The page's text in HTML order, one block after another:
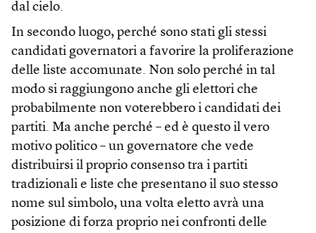
dal cielo.
In secondo luogo, perché sono stati gli stessi
candidati governatori a favorire la proliferazione
delle liste accomunate. Non solo perché in tal
modo si raggiungono anche gli elettori che
probabilmente non voterebbero i candidati dei
partiti. Ma anche perché – ed è questo il vero
motivo politico – un governatore che vede
distribuirsi il proprio consenso tra i partiti
tradizionali e liste che presentano il suo stesso
nome sul simbolo, una volta eletto avrà una
posizione di forza proprio nei confronti delle